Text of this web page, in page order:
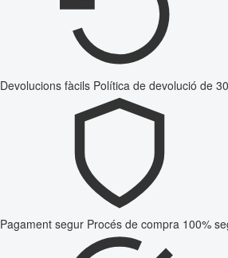
Devolucions fàcils Política de devolució de
Pagament segur Procés de compra 100%